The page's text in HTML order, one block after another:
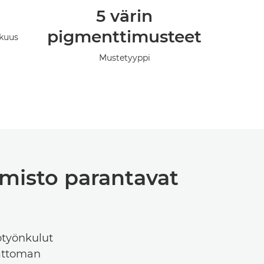
5 värin
pigmenttimusteet
Mustetyyppi
parantavat